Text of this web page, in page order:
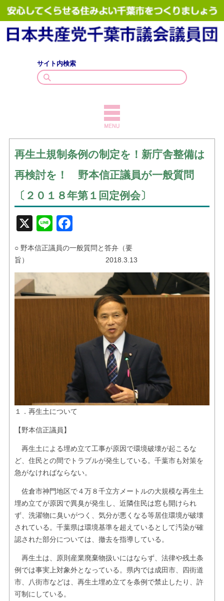
サイト内検索
政策・見解
お問い合せ
リンク
再生土規制条例の制定を！新庁舎整備は
再検討を！ 野本信正議員が一般質問
〔２０１８年第１回定例会〕
X Line
○ 野本信正議員の一般質問と答弁（要
旨） 2018.3.13
１．再生土について
【野本信正議員】
再生土による埋め立て工事が原因で環境破壊が起こるな
ど、住民との間でトラブルが発生している。千葉市も対策を
急がなければならない。
佐倉市神門地区で４万８千立方メートルの大規模な再生土
埋め立てが原因で異臭が発生し、近隣住民は窓も開けられ
ず、洗濯物に臭いがつく、気分が悪くなる等居住環境が破壊
されている。千葉県は環境基準を超えているとして汚染が確
認された部分については、撤去を指導している。
再生土は、原則産業廃棄物扱いにはならず、法律や残土条
例では事実上対象外となっている。県内では成田市、四街道
市、八街市などは、再生土埋め立てを条例で禁止したり、許
可制にしている。